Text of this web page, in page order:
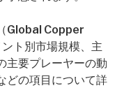
Global Copper
ト別市場規模、主
主要プレーヤーの動
どの項目について詳